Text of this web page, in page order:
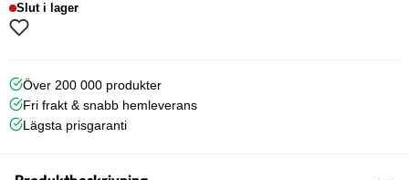
Slut i lager
Över 200 000 produkter
Fri frakt & snabb hemleverans
Lägsta prisgaranti